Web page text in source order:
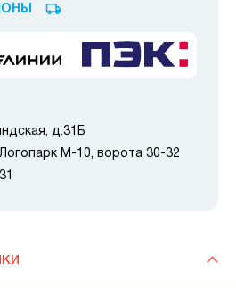
д.31Б
М-10, ворота 30-32